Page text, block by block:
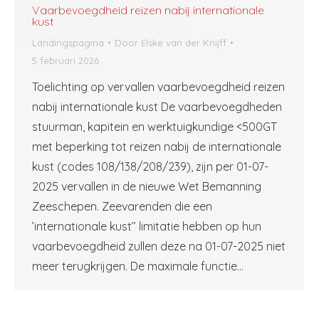
Vaarbevoegdheid reizen nabij internationale
kust
Landingspagina Door Elske van der Knijff
5 februari 2026
Toelichting op vervallen vaarbevoegdheid reizen
nabij internationale kust De vaarbevoegdheden
stuurman, kapitein en werktuigkundige <500GT
met beperking tot reizen nabij de internationale
kust (codes 108/138/208/239), zijn per 01-07-
2025 vervallen in de nieuwe Wet Bemanning
Zeeschepen. Zeevarenden die een
’internationale kust’’ limitatie hebben op hun
vaarbevoegdheid zullen deze na 01-07-2025 niet
meer terugkrijgen. De maximale functie…